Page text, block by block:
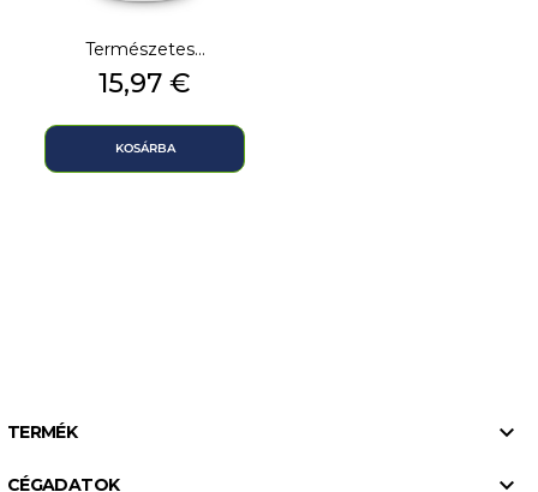
Természetes...
Ár
15,97 €
KOSÁRBA
TERMÉK 
CÉGADATOK